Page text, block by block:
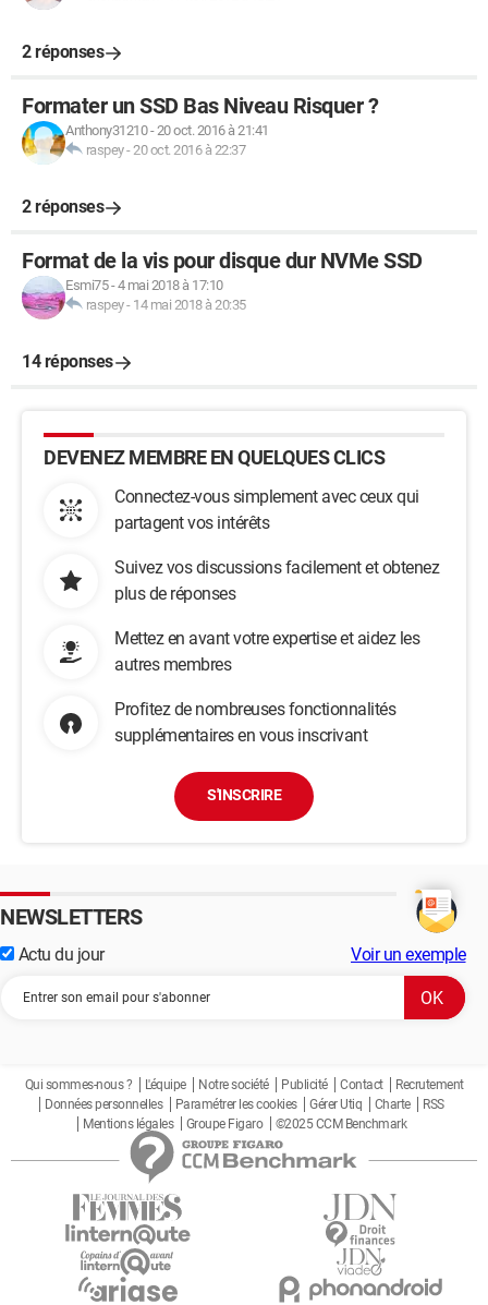
2 réponses
Formater un SSD Bas Niveau Risquer ?
Anthony31210-20 oct. 2016 à 21:41
raspey-20 oct. 2016 à 22:37
2 réponses
Format de la vis pour disque dur NVMe SSD
Esmi75-4 mai 2018 à 17:10
raspey- 14 mai 2018 à 20:35
14 réponses
DEVENEZ MEMBRE EN QUELQUES CLICS
Connectez-vous simplement avec ceux qui
partagent vos intérêts
Suivez vos discussions facilement et obtenez
plus de réponses
Mettez en avant votre expertise et aidez les
autres membres
Profitez de nombreuses fonctionnalités
supplémentaires en vous inscrivant
S'INSCRIRE
NEWSLETTERS
Actu du jour Voir un exemple
Qui sommes-nous ? L'équipe Notre société Publicité Contact
Recrutement
Données personnelles
Paramétrer les cookies Gérer Utiq Charte
RSS
Mentions légales
Groupe Figaro ©2025 CCM Benchmark